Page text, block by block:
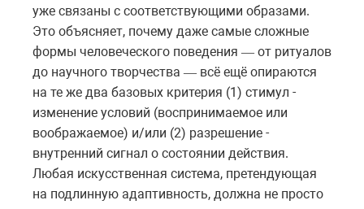
уже связаны с соответствующими образами.
Это объясняет, почему даже самые сложные
формы человеческого поведения — от ритуалов
до научного творчества — всё ещё опираются
на те же два базовых критерия (1) стимул -
изменение условий (воспринимаемое или
воображаемое) и/или (2) разрешение -
внутренний сигнал о состоянии действия.
Любая искусственная система, претендующая
на подлинную адаптивность, должна не просто